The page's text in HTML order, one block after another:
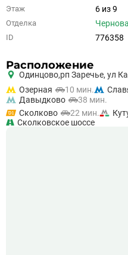
Этаж 6 из 9
Отделка
ID 776358
Расположение
Одинцово,рп Заречье, ул
Озерная
10 мин.
Давыдково
38 мин.
Сколково
22 мин.
Сколковское шоссе